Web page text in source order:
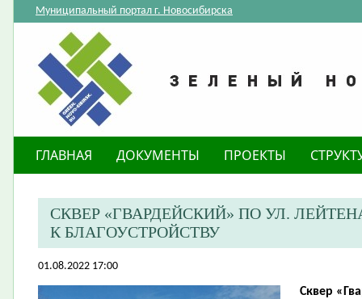
Муниципальный портал г. Новосибирска
ГЛАВНАЯ ДОКУМЕНТЫ ПРОЕКТЫ
​СКВЕР «ГВАРДЕЙСКИЙ» ПО УЛ.
К БЛАГОУСТРОЙСТВУ
01.08.2022 17:00
Сквер